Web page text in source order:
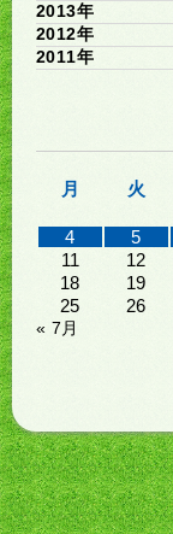
2013年
2012年
2011年
月 火
4
5
11
12
18
19
25
26
« 7月